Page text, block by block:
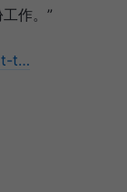
作。”
t…